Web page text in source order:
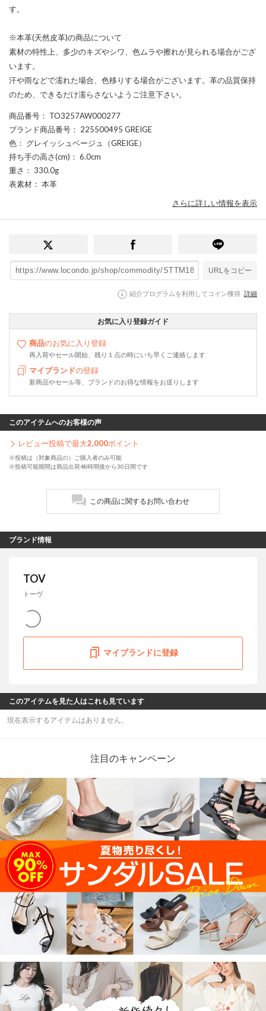
す。
※本革(天然皮革)の商品について
素材の特性上、多少のキズやシワ、色ムラや擦れが見られる場合がござ
います。
汗や雨などで濡れた場合、色移りする場合がございます。革の品質保持
のため、できるだけ濡らさないようご注意下さい。
商品番号 ： TO3257AW000277
ブランド商品番号 ： 225500495 GREIGE
色 ： グレイッシュベージュ（GREIGE）
持ち手の高さ(cm) ： 6.0cm
重さ ： 330.0g
表素材 ： 本革
さらに詳しい情報を表示
URLをコピー
紹介プログラムを利用してコイン獲得 詳細
お気に入り登録ガイド
商品のお気に入り登録
再入荷やセール開始、残り１点の時にいち早くご連絡します
マイブランドの登録
新商品やセール等、ブランドのお得な情報をお送りします
このアイテムへのお客様の声
レビュー投稿で最大2,000ポイント
※投稿は（対象商品の）ご購入者のみ可能
※投稿可能期間は商品出荷48時間後から30日間です
この商品に関するお問い合わせ
ブランド情報
TOV
トーヴ
マイブランドに登録
このアイテムを見た人はこれも見ています
現在表示するアイテムはありません。
注目のキャンペーン